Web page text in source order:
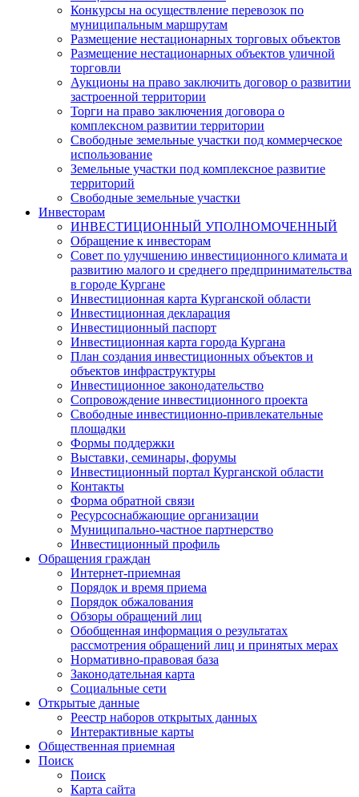
Конкурсы на осуществление перевозок по
муниципальным маршрутам
Размещение нестационарных торговых объектов
Размещение нестационарных объектов уличной
торговли
Аукционы на право заключить договор о развитии
застроенной территории
Торги на право заключения договора о
комплексном развитии территории
Свободные земельные участки под коммерческое
использование
Земельные участки под комплексное развитие
территорий
Свободные земельные участки
Инвесторам
ИНВЕСТИЦИОННЫЙ УПОЛНОМОЧЕННЫЙ
Обращение к инвесторам
Совет по улучшению инвестиционного климата и
развитию малого и среднего предпринимательства
в городе Кургане
Инвестиционная карта Курганской области
Инвестиционная декларация
Инвестиционный паспорт
Инвестиционная карта города Кургана
План создания инвестиционных объектов и
объектов инфраструктуры
Инвестиционное законодательство
Сопровождение инвестиционного проекта
Свободные инвестиционно-привлекательные
площадки
Формы поддержки
Выставки, семинары, форумы
Инвестиционный портал Курганской области
Контакты
Форма обратной связи
Ресурсоснабжающие организации
Муниципально-частное партнерство
Инвестиционный профиль
Обращения граждан
Интернет-приемная
Порядок и время приема
Порядок обжалования
Обзоры обращений лиц
Обобщенная информация о результатах
рассмотрения обращений лиц и принятых мерах
Нормативно-правовая база
Законодательная карта
Социальные сети
Открытые данные
Реестр наборов открытых данных
Интерактивные карты
Общественная приемная
Поиск
Поиск
Карта сайта